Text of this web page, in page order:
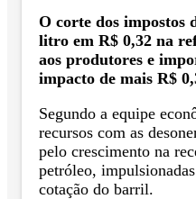
O corte dos impostos
litro em R$ 0,32 na
aos produtores e
impacto de mais R$
Segundo a equipe
recursos com as
pelo crescimento na
petróleo,
cotação do barril.